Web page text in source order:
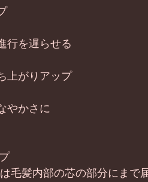
行を遅らせる
上がりアップ
やかさに
毛髪内部の芯の部分にまで